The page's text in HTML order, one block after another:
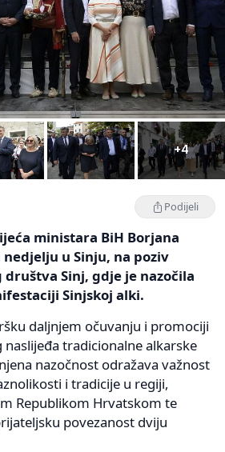
+4
Podijeli
ministara BiH Borjana
u Sinju, na poziv
Sinj, gdje je nazočila
Sinjskoj alki.
daljnjem očuvanju i promociji
tradicionalne alkarske
nazočnost odražava važnost
i tradicije u regiji,
Republikom Hrvatskom te
povezanost dviju